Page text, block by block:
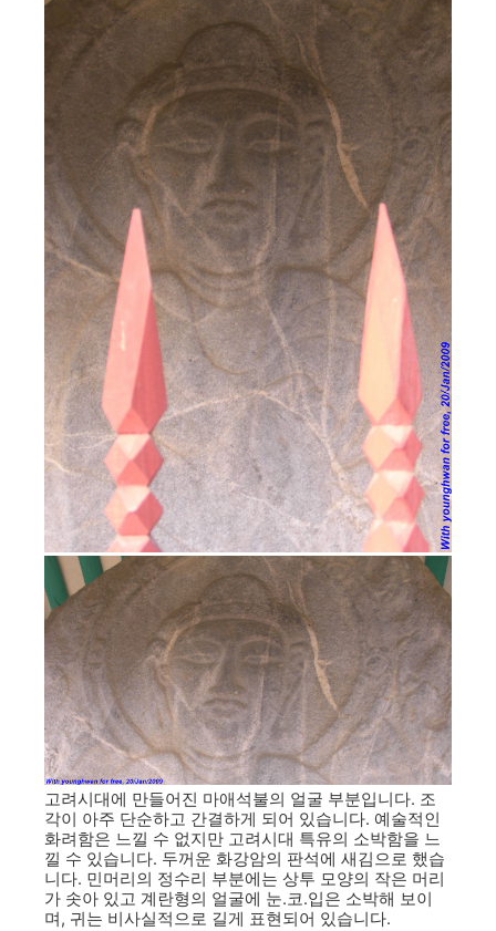
고려시대에 만들어진 마애석불의 얼굴 부분입니다. 조
각이 아주 단순하고 간결하게 되어 있습니다. 예술적인
화려함은 느낄 수 없지만 고려시대 특유의 소박함을 느
낄 수 있습니다. 두꺼운 화강암의 판석에 새김으로 했습
니다. 민머리의 정수리 부분에는 상투 모양의 작은 머리
가 솟아 있고 계란형의 얼굴에 눈.코.입은 소박해 보이
며, 귀는 비사실적으로 길게 표현되어 있습니다.